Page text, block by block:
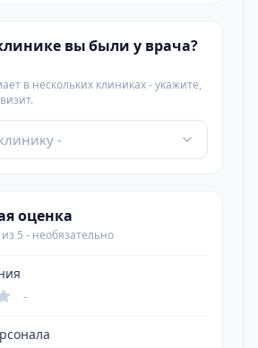
вы были у врача?
в нескольких клиниках - укажите,
-
оценка
5 - необязательно
-